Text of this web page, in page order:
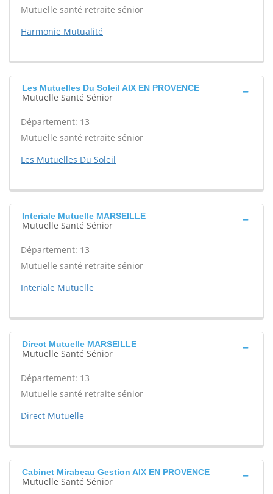
Mutuelle santé retraite sénior
Harmonie Mutualité
Les Mutuelles Du Soleil AIX EN PROVENCE
Mutuelle Santé Sénior
Département: 13
Mutuelle santé retraite sénior
Les Mutuelles Du Soleil
Interiale Mutuelle MARSEILLE
Mutuelle Santé Sénior
Département: 13
Mutuelle santé retraite sénior
Interiale Mutuelle
Direct Mutuelle MARSEILLE
Mutuelle Santé Sénior
Département: 13
Mutuelle santé retraite sénior
Direct Mutuelle
Cabinet Mirabeau Gestion AIX EN PROVENCE
Mutuelle Santé Sénior